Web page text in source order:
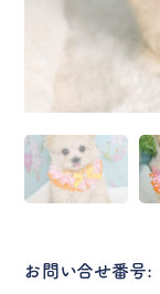
お問い合せ番号: